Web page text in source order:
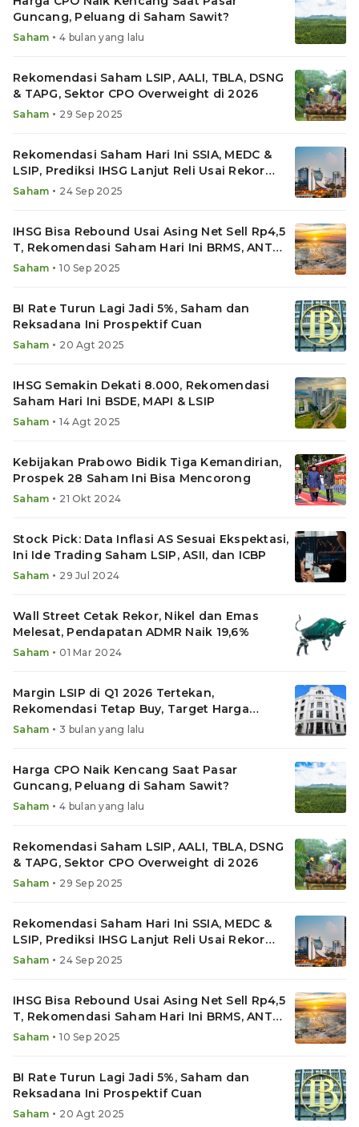
Guncang, Peluang di Saham Sawit?
Saham • 4 bulan yang lalu
Rekomendasi Saham LSIP, AALI, TBLA, DSNG
& TAPG, Sektor CPO Overweight di 2026
Saham • 29 Sep 2025
Rekomendasi Saham Hari Ini SSIA, MEDC &
LSIP, Prediksi IHSG Lanjut Reli Usai Rekor
ATH 8.125
Saham • 24 Sep 2025
IHSG Bisa Rebound Usai Asing Net Sell Rp4,5
T, Rekomendasi Saham Hari Ini BRMS, ANTM
& LSIP
Saham • 10 Sep 2025
BI Rate Turun Lagi Jadi 5%, Saham dan
Reksadana Ini Prospektif Cuan
Saham • 20 Agt 2025
IHSG Semakin Dekati 8.000, Rekomendasi
Saham Hari Ini BSDE, MAPI & LSIP
Saham • 14 Agt 2025
Kebijakan Prabowo Bidik Tiga Kemandirian,
Prospek 28 Saham Ini Bisa Mencorong
Saham • 21 Okt 2024
Stock Pick: Data Inflasi AS Sesuai Ekspektasi,
Ini Ide Trading Saham LSIP, ASII, dan ICBP
Saham • 29 Jul 2024
Wall Street Cetak Rekor, Nikel dan Emas
Melesat, Pendapatan ADMR Naik 19,6%
Saham • 01 Mar 2024
Margin LSIP di Q1 2026 Tertekan,
Rekomendasi Tetap Buy, Target Harga
Saham Naik Jadi Segini
Saham • 3 bulan yang lalu
Harga CPO Naik Kencang Saat Pasar
Guncang, Peluang di Saham Sawit?
Saham • 4 bulan yang lalu
Rekomendasi Saham LSIP, AALI, TBLA, DSNG
& TAPG, Sektor CPO Overweight di 2026
Saham • 29 Sep 2025
Rekomendasi Saham Hari Ini SSIA, MEDC &
LSIP, Prediksi IHSG Lanjut Reli Usai Rekor
ATH 8.125
Saham • 24 Sep 2025
IHSG Bisa Rebound Usai Asing Net Sell Rp4,5
T, Rekomendasi Saham Hari Ini BRMS, ANTM
& LSIP
Saham • 10 Sep 2025
BI Rate Turun Lagi Jadi 5%, Saham dan
Reksadana Ini Prospektif Cuan
Saham • 20 Agt 2025